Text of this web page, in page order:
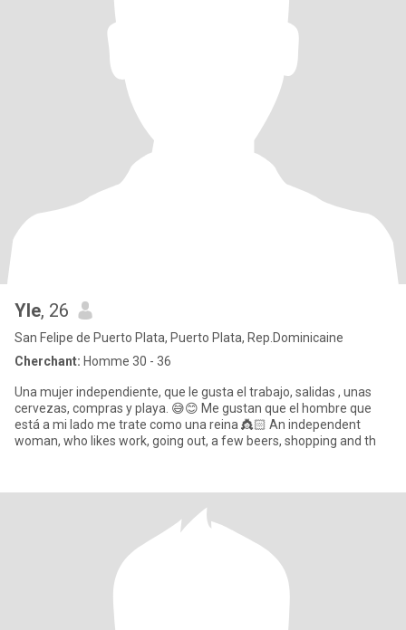
Yle, 26
San Felipe de Puerto Plata, Puerto Plata, Rep.Dominicaine
Cherchant: Homme 30 - 36
Una mujer independiente, que le gusta el trabajo, salidas , unas
cervezas, compras y playa. 😅😊 Me gustan que el hombre que
está a mi lado me trate como una reina 👸🏻 An independent
woman, who likes work, going out, a few beers, shopping and th